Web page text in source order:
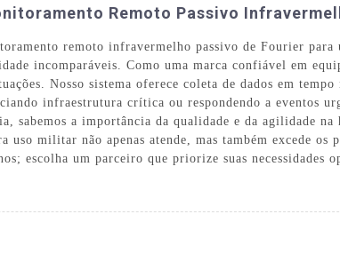
Remoto Passivo
remoto infravermelho passivo de Fourier
incomparáveis. Como uma marca confiável em
Nosso sistema oferece coleta de dados em
infraestrutura crítica ou respondendo a eventos
sabemos a importância da qualidade e da agilidade
militar não apenas atende, mas também excede os
escolha um parceiro que priorize suas necessidades